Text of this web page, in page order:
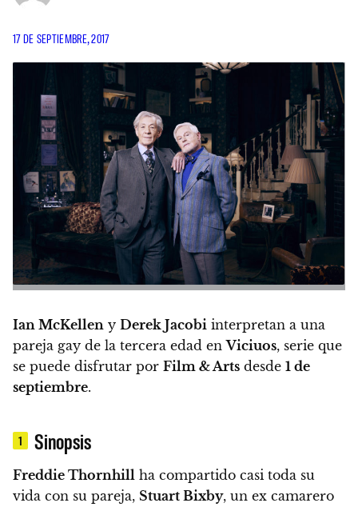
17 DE SEPTIEMBRE, 2017
Ian McKellen y Derek Jacobi interpretan a una
pareja gay de la tercera edad enViciuos, serie que
se puede disfrutar por Film & Arts desde 1 de
septiembre.
1 Sinopsis
Freddie Thornhill ha compartido casi toda su
vida con su pareja, Stuart Bixby, un ex camarero